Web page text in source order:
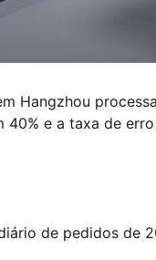
Hangzhou
e a taxa de
de pedidos de